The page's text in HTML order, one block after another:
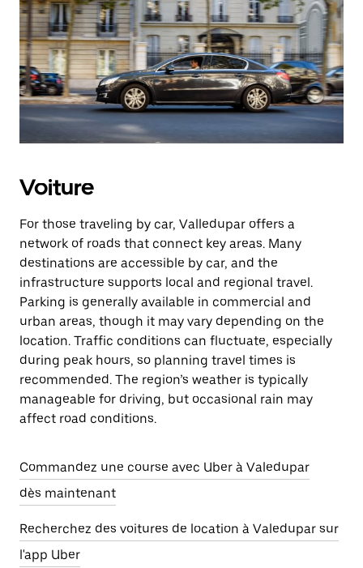
Voiture
For those traveling by car, Valledupar offers a
network of roads that connect key areas. Many
destinations are accessible by car, and the
infrastructure supports local and regional travel.
Parking is generally available in commercial and
urban areas, though it may vary depending on the
location. Traffic conditions can fluctuate, especially
during peak hours, so planning travel times is
recommended. The region’s weather is typically
manageable for driving, but occasional rain may
affect road conditions.
Commandez une course avec Uber à Valedupar
dès maintenant
Recherchez des voitures de location à Valedupar sur
l'app Uber